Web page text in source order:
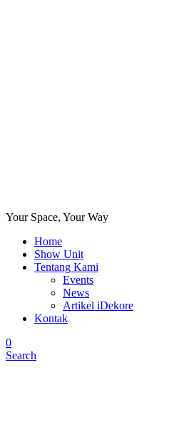
Your Space, Your Way
Home
Show Unit
Tentang Kami
Events
News
Artikel iDekore
Kontak
0
Search